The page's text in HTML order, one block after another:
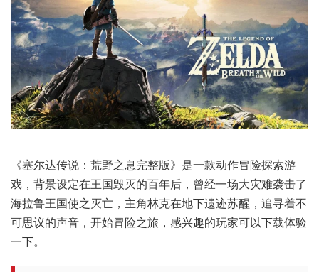
《塞尔达传说：荒野之息完整版》是一款动作冒险探索游
戏，背景设定在王国毁灭的百年后，曾经一场大灾难袭击了
海拉鲁王国使之灭亡，主角林克在地下遗迹苏醒，追寻着不
可思议的声音，开始冒险之旅，感兴趣的玩家可以下载体验
一下。